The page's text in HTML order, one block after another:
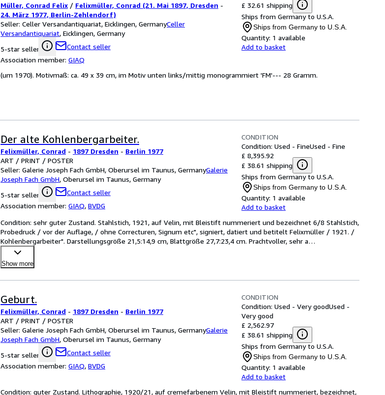
Müller, Conrad Felix / Felixmüller, Conrad (21. Mai 1897, Dresden -
24. März 1977, Berlin-Zehlendorf)
Seller: Celler Versandantiquariat, Eicklingen, GermanyCeller
Versandantiquariat, Eicklingen, Germany
5-star seller
Contact seller
Association member: GIAQ
£ 32.61 shipping
Ships from Germany to U.S.A.
Ships from Germany to U.S.A.
Quantity: 1 available
Add to basket
(um 1970). Motivmaß: ca. 49 x 39 cm, im Motiv unten links/mittig monogrammiert 'FM'--- 28 Gramm.
Der alte Kohlenbergarbeiter.
Felixmüller, Conrad - 1897 Dresden - Berlin 1977
ART / PRINT / POSTER
Seller: Galerie Joseph Fach GmbH, Oberursel im Taunus, GermanyGalerie
Joseph Fach GmbH, Oberursel im Taunus, Germany
5-star seller
Contact seller
Association member: GIAQ, BVDG
CONDITION
Condition: Used - FineUsed - Fine
£ 8,395.92
£ 38.61 shipping
Ships from Germany to U.S.A.
Ships from Germany to U.S.A.
Quantity: 1 available
Add to basket
Condition: sehr guter Zustand. Stahlstich, 1921, auf Velin, mit Bleistift nummeriert und bezeichnet 6/8 Stahlstich,
Probedruck / vor der Auflage, / ohne Correcturen, Signum etc", signiert, datiert und betitelt Felixmüller / 1921. /
Kohlenbergarbeiter". Darstellungsgröße 21,5:14,9 cm, Blattgröße 27,7:23,4 cm. Prachtvoller, sehr a…
Show more
Geburt.
Felixmüller, Conrad - 1897 Dresden - Berlin 1977
ART / PRINT / POSTER
Seller: Galerie Joseph Fach GmbH, Oberursel im Taunus, GermanyGalerie
Joseph Fach GmbH, Oberursel im Taunus, Germany
5-star seller
Contact seller
Association member: GIAQ, BVDG
CONDITION
Condition: Used - Very goodUsed -
Very good
£ 2,562.97
£ 38.61 shipping
Ships from Germany to U.S.A.
Ships from Germany to U.S.A.
Quantity: 1 available
Add to basket
Condition: guter Zustand. Lithographie, 1920/21, auf cremefarbenem Velin, mit Bleistift nummeriert, bezeichnet,